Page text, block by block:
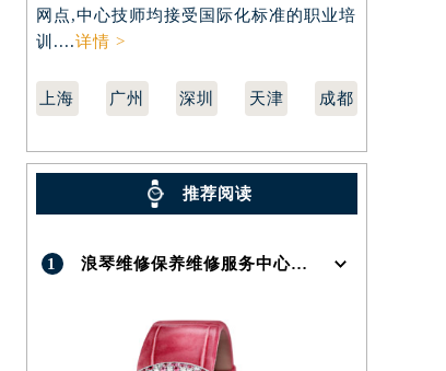
网点,中心技师均接受国际化标准的职业培
训....详情 >
上海 广州 深圳 天津 成都
推荐阅读
1 浪琴维修保养维修服务中心介绍 | Longines